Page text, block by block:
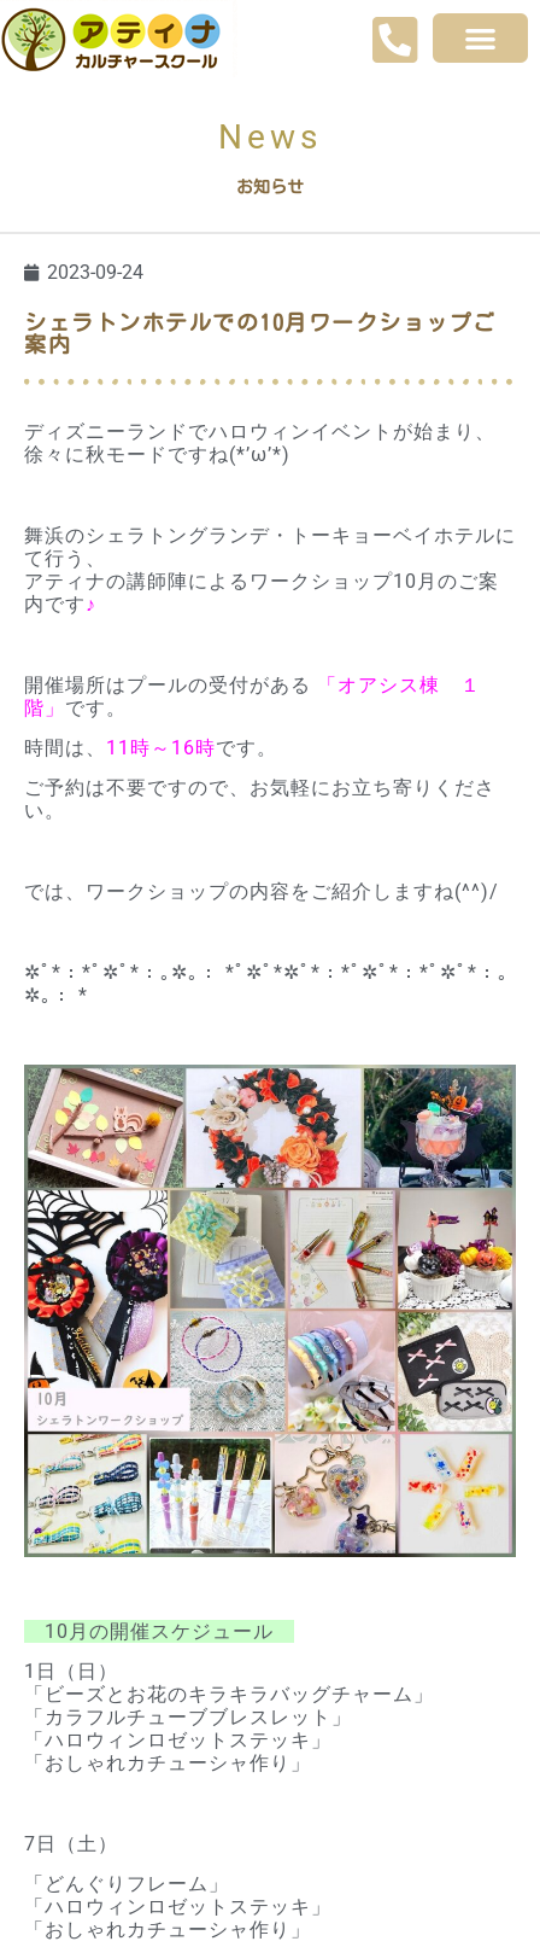
News
お知らせ
2023-09-24
シェラトンホテルでの10月ワークショップご
案内
ディズニーランドでハロウィンイベントが始まり、
徐々に秋モードですね(*’ω’*)
舞浜のシェラトングランデ・トーキョーベイホテルに
て行う、
アティナの講師陣によるワークショップ10月のご案
内です♪
開催場所はプールの受付がある
「オアシス棟 １
階」 です。
時間は、 11時～16時です。
ご予約は不要ですので、お気軽にお立ち寄りくださ
い。
では、ワークショップの内容をご紹介しますね(^^)/
✲ﾟ*：*ﾟ✲ﾟ*：｡✲｡： *ﾟ✲ﾟ*✲ﾟ*：*ﾟ✲ﾟ*：*ﾟ✲ﾟ*：｡
✲｡： *
10月の開催スケジュール
1日（日）
「ビーズとお花のキラキラバッグチャーム」
「カラフルチューブブレスレット」
「ハロウィンロゼットステッキ」
「おしゃれカチューシャ作り」
7日（土）
「どんぐりフレーム」
「ハロウィンロゼットステッキ」
「おしゃれカチューシャ作り」